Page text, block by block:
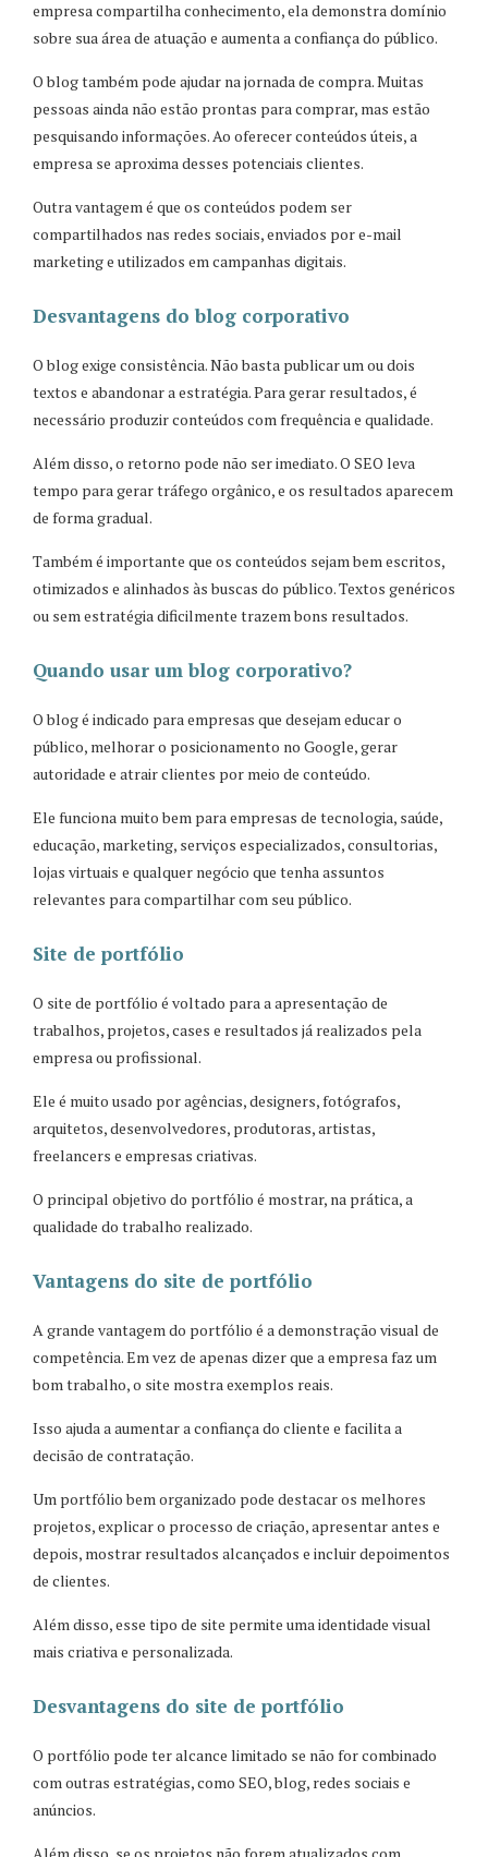
empresa compartilha conhecimento, ela demonstra domínio
sobre sua área de atuação e aumenta a confiança do público.
O blog também pode ajudar na jornada de compra. Muitas
pessoas ainda não estão prontas para comprar, mas estão
pesquisando informações. Ao oferecer conteúdos úteis, a
empresa se aproxima desses potenciais clientes.
Outra vantagem é que os conteúdos podem ser
compartilhados nas redes sociais, enviados por e-mail
marketing e utilizados em campanhas digitais.
Desvantagens do blog corporativo
O blog exige consistência. Não basta publicar um ou dois
textos e abandonar a estratégia. Para gerar resultados, é
necessário produzir conteúdos com frequência e qualidade.
Além disso, o retorno pode não ser imediato. O SEO leva
tempo para gerar tráfego orgânico, e os resultados aparecem
de forma gradual.
Também é importante que os conteúdos sejam bem escritos,
otimizados e alinhados às buscas do público. Textos genéricos
ou sem estratégia dificilmente trazem bons resultados.
Quando usar um blog corporativo?
O blog é indicado para empresas que desejam educar o
público, melhorar o posicionamento no Google, gerar
autoridade e atrair clientes por meio de conteúdo.
Ele funciona muito bem para empresas de tecnologia, saúde,
educação, marketing, serviços especializados, consultorias,
lojas virtuais e qualquer negócio que tenha assuntos
relevantes para compartilhar com seu público.
Site de portfólio
O site de portfólio é voltado para a apresentação de
trabalhos, projetos, cases e resultados já realizados pela
empresa ou profissional.
Ele é muito usado por agências, designers, fotógrafos,
arquitetos, desenvolvedores, produtoras, artistas,
freelancers e empresas criativas.
O principal objetivo do portfólio é mostrar, na prática, a
qualidade do trabalho realizado.
Vantagens do site de portfólio
A grande vantagem do portfólio é a demonstração visual de
competência. Em vez de apenas dizer que a empresa faz um
bom trabalho, o site mostra exemplos reais.
Isso ajuda a aumentar a confiança do cliente e facilita a
decisão de contratação.
Um portfólio bem organizado pode destacar os melhores
projetos, explicar o processo de criação, apresentar antes e
depois, mostrar resultados alcançados e incluir depoimentos
de clientes.
Além disso, esse tipo de site permite uma identidade visual
mais criativa e personalizada.
Desvantagens do site de portfólio
O portfólio pode ter alcance limitado se não for combinado
com outras estratégias, como SEO, blog, redes sociais e
anúncios.